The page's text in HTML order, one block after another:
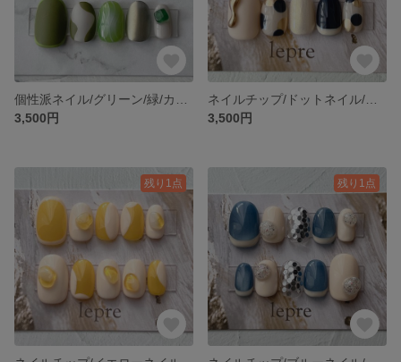
3,500円
3,500円
残り1点 残り1点